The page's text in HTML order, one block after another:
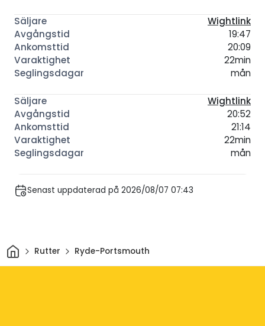
Wightlink
19:47
20:09
22min
mån
Wightlink
20:52
21:14
22min
mån
Senast uppdaterad på 2026/08/07 07:43
HemRutter Ryde-Portsmouth